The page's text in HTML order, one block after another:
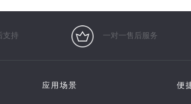
支持 一对一售后服务
应用场景 便